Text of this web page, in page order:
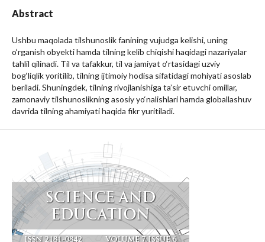
Abstract
Ushbu maqolada tilshunoslik fanining vujudga kelishi, uning
o‘rganish obyekti hamda tilning kelib chiqishi haqidagi nazariyalar
tahlil qilinadi. Til va tafakkur, til va jamiyat o‘rtasidagi uzviy
bog‘liqlik yoritilib, tilning ijtimoiy hodisa sifatidagi mohiyati asoslab
beriladi. Shuningdek, tilning rivojlanishiga ta’sir etuvchi omillar,
zamonaviy tilshunoslikning asosiy yo‘nalishlari hamda globallashuv
davrida tilning ahamiyati haqida fikr yuritiladi.